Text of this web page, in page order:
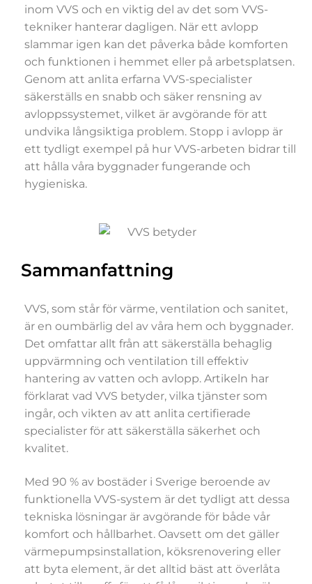
inom VVS och en viktig del av det som VVS-
tekniker hanterar dagligen. När ett avlopp
slammar igen kan det påverka både komforten
och funktionen i hemmet eller på arbetsplatsen.
Genom att anlita erfarna VVS-specialister
säkerställs en snabb och säker rensning av
avloppssystemet, vilket är avgörande för att
undvika långsiktiga problem. Stopp i avlopp är
ett tydligt exempel på hur VVS-arbeten bidrar till
att hålla våra byggnader fungerande och
hygieniska.
Sammanfattning
VVS, som står för värme, ventilation och sanitet,
är en oumbärlig del av våra hem och byggnader.
Det omfattar allt från att säkerställa behaglig
uppvärmning och ventilation till effektiv
hantering av vatten och avlopp. Artikeln har
förklarat vad VVS betyder, vilka tjänster som
ingår, och vikten av att anlita certifierade
specialister för att säkerställa säkerhet och
kvalitet.
Med 90 % av bostäder i Sverige beroende av
funktionella VVS-system är det tydligt att dessa
tekniska lösningar är avgörande för både vår
komfort och hållbarhet. Oavsett om det gäller
värmepumpsinstallation, köksrenovering eller
att byta element, är det alltid bäst att överlåta